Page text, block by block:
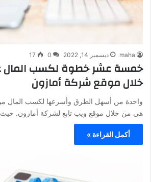
maha ديسمبر 14, 2022 0
17
خمسة عشر خطوة لكسب المال
خلال موقع شركة أمازون
واحدة من أسهل الطرق وأسرعها لكسب المال من
هي من خلال موقع ويب تابع لشركة أمازون.
أكمل القراءة »